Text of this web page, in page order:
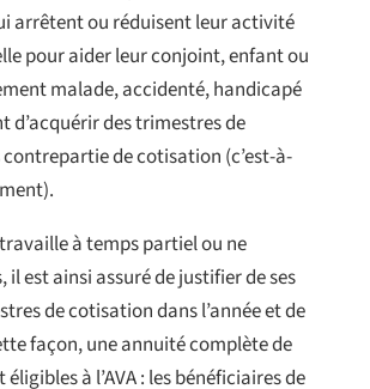
arrêtent ou réduisent leur activité
pour aider leur conjoint, enfant ou
malade, accidenté, handicapé
d’acquérir des trimestres de
de cotisation (c’est-à-
à temps partiel ou ne
est ainsi assuré de justifier de ses
de cotisation dans l’année et de
façon, une annuité complète de
à l’AVA : les bénéficiaires de